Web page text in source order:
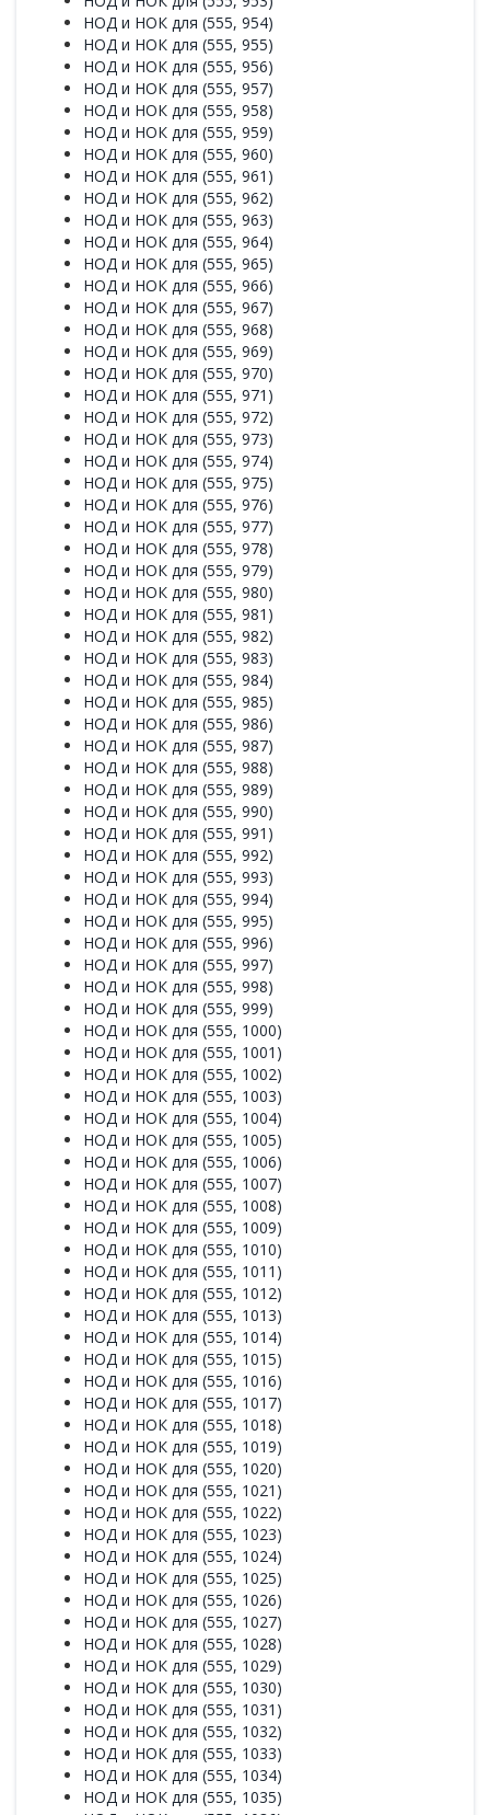
НОД и НОК для (555, 954)
НОД и НОК для (555, 955)
НОД и НОК для (555, 956)
НОД и НОК для (555, 957)
НОД и НОК для (555, 958)
НОД и НОК для (555, 959)
НОД и НОК для (555, 960)
НОД и НОК для (555, 961)
НОД и НОК для (555, 962)
НОД и НОК для (555, 963)
НОД и НОК для (555, 964)
НОД и НОК для (555, 965)
НОД и НОК для (555, 966)
НОД и НОК для (555, 967)
НОД и НОК для (555, 968)
НОД и НОК для (555, 969)
НОД и НОК для (555, 970)
НОД и НОК для (555, 971)
НОД и НОК для (555, 972)
НОД и НОК для (555, 973)
НОД и НОК для (555, 974)
НОД и НОК для (555, 975)
НОД и НОК для (555, 976)
НОД и НОК для (555, 977)
НОД и НОК для (555, 978)
НОД и НОК для (555, 979)
НОД и НОК для (555, 980)
НОД и НОК для (555, 981)
НОД и НОК для (555, 982)
НОД и НОК для (555, 983)
НОД и НОК для (555, 984)
НОД и НОК для (555, 985)
НОД и НОК для (555, 986)
НОД и НОК для (555, 987)
НОД и НОК для (555, 988)
НОД и НОК для (555, 989)
НОД и НОК для (555, 990)
НОД и НОК для (555, 991)
НОД и НОК для (555, 992)
НОД и НОК для (555, 993)
НОД и НОК для (555, 994)
НОД и НОК для (555, 995)
НОД и НОК для (555, 996)
НОД и НОК для (555, 997)
НОД и НОК для (555, 998)
НОД и НОК для (555, 999)
НОД и НОК для (555, 1000)
НОД и НОК для (555, 1001)
НОД и НОК для (555, 1002)
НОД и НОК для (555, 1003)
НОД и НОК для (555, 1004)
НОД и НОК для (555, 1005)
НОД и НОК для (555, 1006)
НОД и НОК для (555, 1007)
НОД и НОК для (555, 1008)
НОД и НОК для (555, 1009)
НОД и НОК для (555, 1010)
НОД и НОК для (555, 1011)
НОД и НОК для (555, 1012)
НОД и НОК для (555, 1013)
НОД и НОК для (555, 1014)
НОД и НОК для (555, 1015)
НОД и НОК для (555, 1016)
НОД и НОК для (555, 1017)
НОД и НОК для (555, 1018)
НОД и НОК для (555, 1019)
НОД и НОК для (555, 1020)
НОД и НОК для (555, 1021)
НОД и НОК для (555, 1022)
НОД и НОК для (555, 1023)
НОД и НОК для (555, 1024)
НОД и НОК для (555, 1025)
НОД и НОК для (555, 1026)
НОД и НОК для (555, 1027)
НОД и НОК для (555, 1028)
НОД и НОК для (555, 1029)
НОД и НОК для (555, 1030)
НОД и НОК для (555, 1031)
НОД и НОК для (555, 1032)
НОД и НОК для (555, 1033)
НОД и НОК для (555, 1034)
НОД и НОК для (555, 1035)